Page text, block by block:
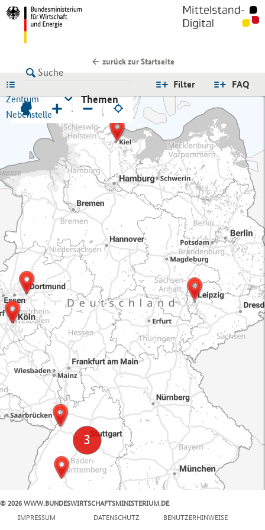
zurück zur Startseite
FAQ
Filter
Zentrum
Nebenstelle
Themen
+ −
© 2026 WWW.BUNDESWIRTSCHAFTSMINISTERIUM.DE
IMPRESSUM
DATENSCHUTZ BENUTZERHINWEISE